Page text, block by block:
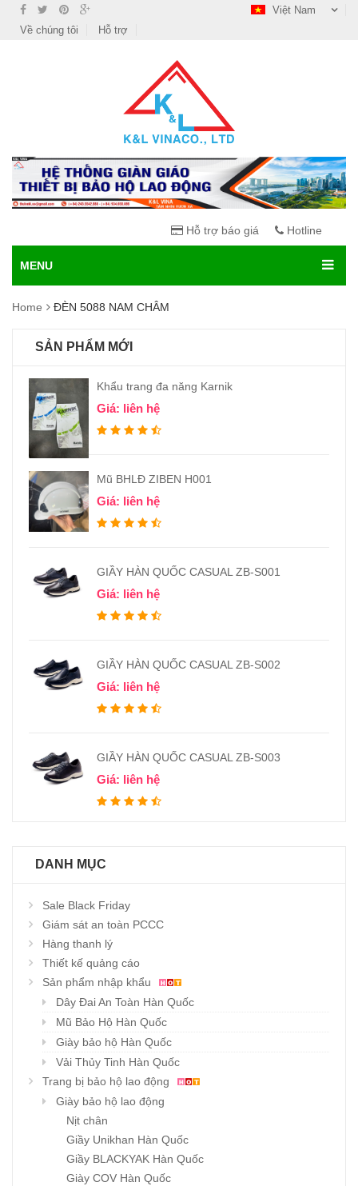
Việt Nam
Về chúng tôi
Hỗ trợ
Hỗ trợ báo giá Hotline
MENU
Home ĐÈN 5088 NAM CHÂM
SẢN PHẨM MỚI
Khẩu trang đa năng Karnik
Giá: liên hệ
Mũ BHLĐ ZIBEN H001
Giá: liên hệ
GIẦY HÀN QUỐC CASUAL ZB-S001
Giá: liên hệ
GIẦY HÀN QUỐC CASUAL ZB-S002
Giá: liên hệ
GIẦY HÀN QUỐC CASUAL ZB-S003
Giá: liên hệ
DANH MỤC
Sale Black Friday
Giám sát an toàn PCCC
Hàng thanh lý
Thiết kế quảng cáo
Sản phẩm nhập khẩu
Dây Đai An Toàn Hàn Quốc
Mũ Bảo Hộ Hàn Quốc
Giày bảo hộ Hàn Quốc
Vải Thủy Tinh Hàn Quốc
Trang bị bảo hộ lao động
Giày bảo hộ lao động
Nịt chân
Giầy Unikhan Hàn Quốc
Giầy BLACKYAK Hàn Quốc
Giày COV Hàn Quốc